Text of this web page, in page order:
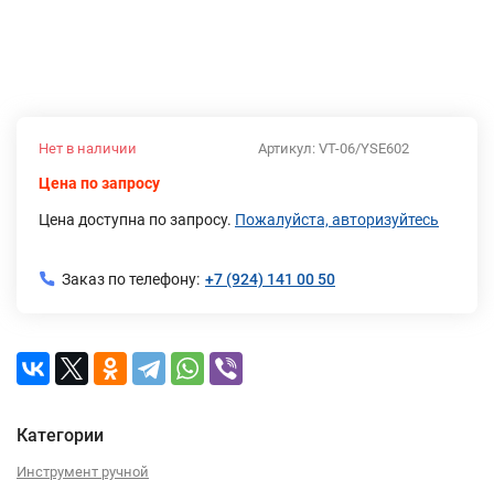
Артикул: VT-06/YSE602
Нет в наличии
Цена по запросу
Цена доступна по запросу. Пожалуйста, авторизуйтесь
Заказ по телефону: +7 (924) 141 00 50
Категории
Инструмент ручной